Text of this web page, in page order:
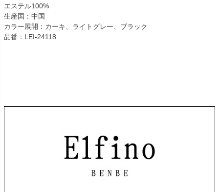
エステル100%
生産国：中国
カラー展開：カーキ、ライトグレー、ブラック
品番：LEI-24118